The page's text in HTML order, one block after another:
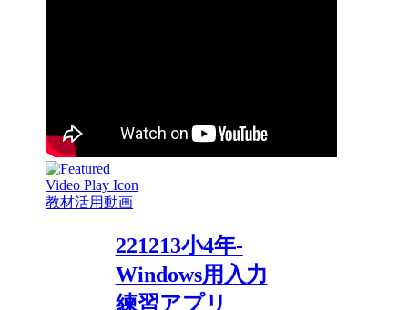
教材活用動画
221213小4年-
Windows用入力
練習アプリ